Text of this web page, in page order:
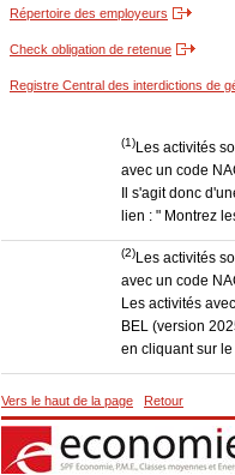
Répertoire des employeurs
Check obligation de retenue
Registre Central des interdictions de
(1)Les activités
avec un code
Il s'agit donc
lien : " Montrez
(2)Les activités
avec un code
Les activités
BEL (version
en cliquant sur
Vers le haut de la page Retour